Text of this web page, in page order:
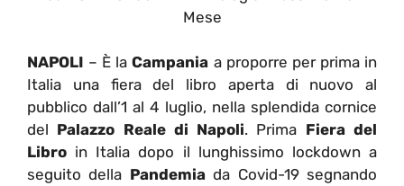
Mese
NAPOLI – È laCampania a proporre per prima in
Italia una fiera del libro aperta di nuovo al
pubblico dall’1 al 4 luglio, nella splendida cornice
del Palazzo Reale di Napoli. Prima Fiera del
Libro in Italia dopo il lunghissimo lockdown a
seguito della Pandemiada Covid-19 segnando